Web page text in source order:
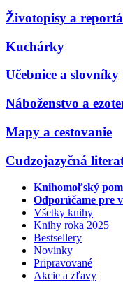
Životopisy a
Kuchárky
Učebnice a slovníky
Náboženstvo a
Mapy a cestovanie
Cudzojazyčná
Knihomoľský
Odporúčame pre
Všetky knihy
Knihy roka 2025
Bestsellery
Novinky
Pripravované
Akcie a zľavy